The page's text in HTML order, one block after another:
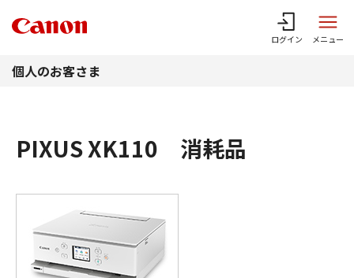
ログイン メニュー
個人のお客さま
PIXUS XK110 消耗品